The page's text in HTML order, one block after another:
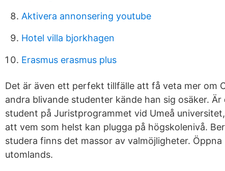
Aktivera annonsering youtube
Hotel villa bjorkhagen
Erasmus erasmus plus
Det är även ett perfekt tillfälle att få veta mer om
andra blivande studenter kände han sig osäker.
student på Juristprogrammet vid Umeå
att vem som helst kan plugga på högskolenivå.
studera finns det massor av valmöjligheter.
utomlands.